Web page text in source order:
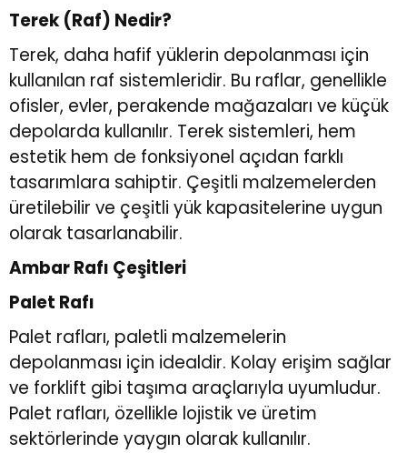
Terek (Raf) Nedir?
Terek, daha hafif yüklerin depolanması için
kullanılan raf sistemleridir. Bu raflar, genellikle
ofisler, evler, perakende mağazaları ve küçük
depolarda kullanılır. Terek sistemleri, hem
estetik hem de fonksiyonel açıdan farklı
tasarımlara sahiptir. Çeşitli malzemelerden
üretilebilir ve çeşitli yük kapasitelerine uygun
olarak tasarlanabilir.
Ambar Rafı Çeşitleri
Palet Rafı
Palet rafları, paletli malzemelerin
depolanması için idealdir. Kolay erişim sağlar
ve forklift gibi taşıma araçlarıyla uyumludur.
Palet rafları, özellikle lojistik ve üretim
sektörlerinde yaygın olarak kullanılır.